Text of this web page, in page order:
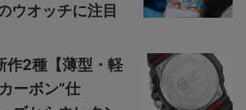
ウオッチに注目
作2種【薄型・軽
ーボン”仕